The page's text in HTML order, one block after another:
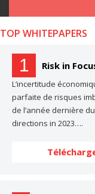
TOP WHITEPAPERS
1 Risk in
L’incertitude
parfaite de risques
de l’année dernière
directions in 2023….